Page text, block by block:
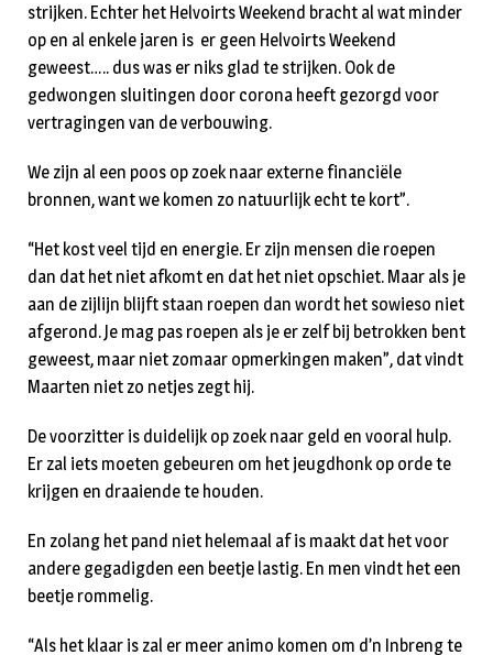
strijken. Echter het Helvoirts Weekend bracht al wat minder
op en al enkele jaren is er geen Helvoirts Weekend
geweest….. dus was er niks glad te strijken. Ook de
gedwongen sluitingen door corona heeft gezorgd voor
vertragingen van de verbouwing.
We zijn al een poos op zoek naar externe financiële
bronnen, want we komen zo natuurlijk echt te kort”.
“Het kost veel tijd en energie. Er zijn mensen die roepen
dan dat het niet afkomt en dat het niet opschiet. Maar als je
aan de zijlijn blijft staan roepen dan wordt het sowieso niet
afgerond. Je mag pas roepen als je er zelf bij betrokken bent
geweest, maar niet zomaar opmerkingen maken”, dat vindt
Maarten niet zo netjes zegt hij.
De voorzitter is duidelijk op zoek naar geld en vooral hulp.
Er zal iets moeten gebeuren om het jeugdhonk op orde te
krijgen en draaiende te houden.
En zolang het pand niet helemaal af is maakt dat het voor
andere gegadigden een beetje lastig. En men vindt het een
beetje rommelig.
“Als het klaar is zal er meer animo komen om d’n Inbreng te